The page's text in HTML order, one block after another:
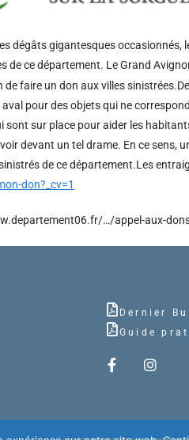
dégâts gigantesques
ce département. Le Grand
faire un don aux villes
pour des objets qui ne
sur place pour aider les
devant un tel drame. En ce sens,
de ce département.Les
don?_cv=1
…/appel-aux-
Dernier
Guide